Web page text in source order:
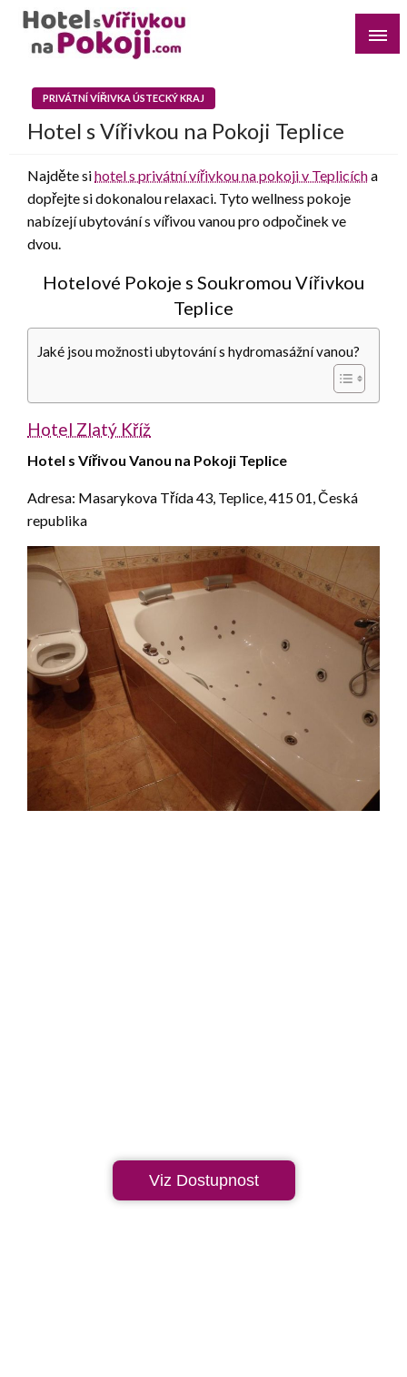
Skip
content
pokoji v destinaci, kterou preferujete
PRIVÁTNÍ VÍŘIVKA ÚSTECKÝ KRAJ
Hotel s Vířivkou na Pokoji Teplice
Najděte sihotel s privátní vířivkou na pokoji v Teplicícha
dopřejte si dokonalou relaxaci. Tyto wellness pokoje
nabízejí ubytování s vířivou vanou pro odpočinek ve
dvou.
Hotelové Pokoje s Soukromou Vířivkou
Teplice
Jaké jsou možnosti ubytování s hydromasážní vanou?
Hotel Zlatý Kříž
Hotel s Vířivou Vanou na Pokoji Teplice
Adresa: Masarykova Třída 43, Teplice, 415 01, Česká
republika
Viz Dostupnost